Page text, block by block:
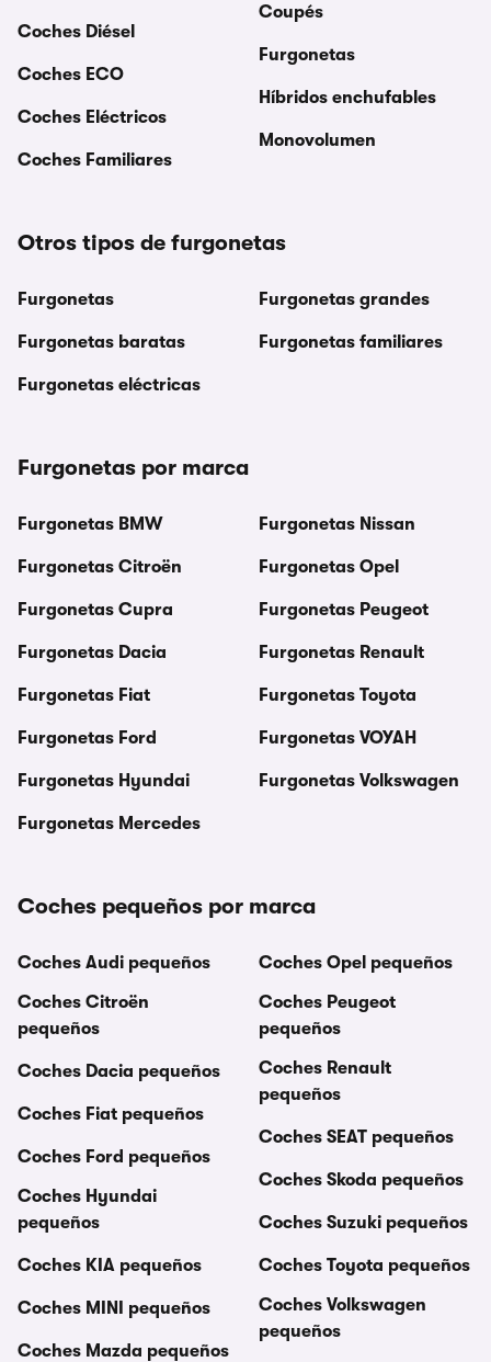
Coches Diésel
Coches ECO
Coches Eléctricos
Coches Familiares
Coupés
Furgonetas
Híbridos enchufables
Monovolumen
Otros tipos de furgonetas
Furgonetas
Furgonetas baratas
Furgonetas eléctricas
Furgonetas grandes
Furgonetas familiares
Furgonetas por marca
Furgonetas BMW
Furgonetas Citroën
Furgonetas Cupra
Furgonetas Dacia
Furgonetas Fiat
Furgonetas Ford
Furgonetas Hyundai
Furgonetas Mercedes
Furgonetas Nissan
Furgonetas Opel
Furgonetas Peugeot
Furgonetas Renault
Furgonetas Toyota
Furgonetas VOYAH
Furgonetas Volkswagen
Coches pequeños por marca
Coches Audi pequeños
Coches Citroën
pequeños
Coches Dacia pequeños
Coches Fiat pequeños
Coches Ford pequeños
Coches Hyundai
pequeños
Coches KIA pequeños
Coches MINI pequeños
Coches Mazda pequeños
Coches Opel pequeños
Coches Peugeot
pequeños
Coches Renault
pequeños
Coches SEAT pequeños
Coches Skoda pequeños
Coches Suzuki pequeños
Coches Toyota pequeños
Coches Volkswagen
pequeños